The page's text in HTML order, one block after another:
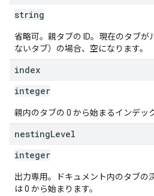
string
省略可。親タブの ID。現在のタブ
ないタブ）の場合、空になります。
index
integer
親内のタブの 0 から始まるインデッ
nestingLevel
integer
出力専用。ドキュメント内のタブの
は 0 から始まります。